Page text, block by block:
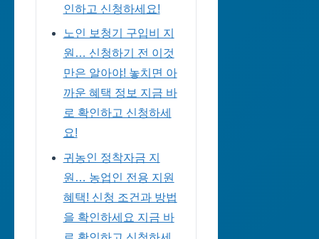
인하고 신청하세요!
노인 보청기 구입비 지
원… 신청하기 전 이것
만은 알아야! 놓치면 아
까운 혜택 정보 지금 바
로 확인하고 신청하세
요!
귀농인 정착자금 지
원… 농업인 전용 지원
혜택! 신청 조건과 방법
을 확인하세요 지금 바